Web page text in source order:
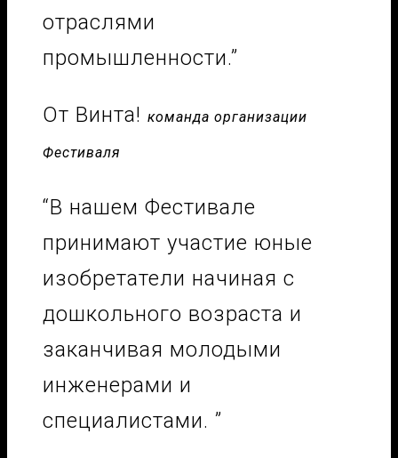
отраслями
промышленности.”
От Винта! команда организации
Фестиваля
“В нашем Фестивале
принимают участие юные
изобретатели начиная с
дошкольного возраста и
заканчивая молодыми
инженерами и
специалистами. ”